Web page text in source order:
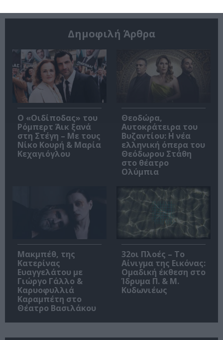
Δημοφιλή Άρθρα
O «Οιδίποδας» του
Ρόμπερτ Άικ ξανά
στη Στέγη – Με τους
Νίκο Κουρή & Μαρία
Κεχαγιόγλου
Θεοδώρα,
Αυτοκράτειρα του
Βυζαντίου: Η νέα
ελληνική όπερα του
Θεόδωρου Στάθη
στο θέατρο
Ολύμπια
Μακμπέθ, της
Κατερίνας
Ευαγγελάτου με
Γιώργο Γάλλο &
Καρυοφυλλιά
Καραμπέτη στο
Θέατρο Βασιλάκου
32οι Πλοές – Το
Αίνιγμα της Εικόνας:
Ομαδική έκθεση στο
Ίδρυμα Π. & Μ.
Κυδωνιέως